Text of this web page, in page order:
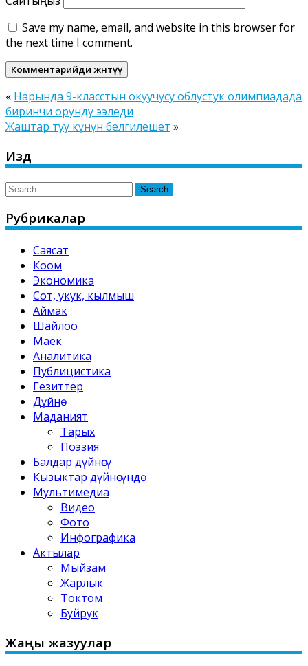
Save my name, email, and website in this browser for
the next time I comment.
« Нарында 9-класстын окуучусу облустук олимпиадада
биринчи орунду ээледи
Жаштар туу күнүн белгилешет »
Издөө
Search
Рубрикалар
Саясат
Коом
Экономика
Сот, укук, кылмыш
Аймак
Шайлоо
Маек
Аналитика
Публицистика
Гезиттер
Дүйнө
Маданият
Тарых
Поэзия
Балдар дүйнөсү
Кызыктар дүйнөсүндө
Мультимедиа
Видео
Фото
Инфографика
Актылар
Мыйзам
Жарлык
Токтом
Буйрук
Жаңы жазуулар